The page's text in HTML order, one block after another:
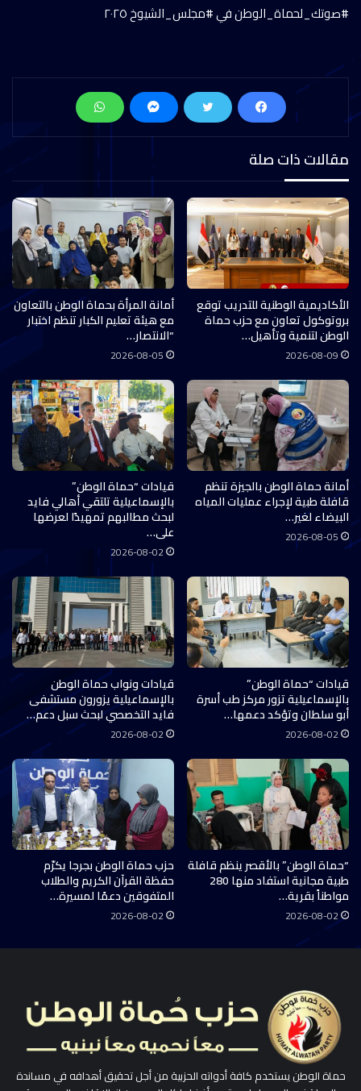
#صوتك_لحماة_الوطن في #مجلس_الشيوخ ٢٠٢٥
مقالات ذات صلة
الأكاديمية الوطنية للتدريب توقع
بروتوكول تعاون مع حزب حماة
الوطن لتنمية وتأهيل…
2026-08-09
أمانة المرأة بحماة الوطن بالتعاون
مع هيئة تعليم الكبار تنظم اختبار
“الانتصار…
2026-08-05
أمانة حماة الوطن بالجيزة تنظم
قافلة طبية لإجراء عمليات المياه
البيضاء لغير…
2026-08-05
قيادات “حماة الوطن”
بالإسماعيلية تلتقي أهالي فايد
لبحث مطالبهم تمهيدًا لعرضها
على…
2026-08-02
قيادات “حماة الوطن”
بالإسماعيلية تزور مركز طب أسرة
أبو سلطان وتؤكد دعمها…
2026-08-02
قيادات ونواب حماة الوطن
بالإسماعيلية يزورون مستشفى
فايد التخصصي لبحث سبل دعم…
2026-08-02
“حماة الوطن” بالأقصر ينظم قافلة
طبية مجانية استفاد منها 280
مواطناً بقرية…
2026-08-02
حزب حماة الوطن بجرجا يكرّم
حفظة القرآن الكريم والطلاب
المتفوقين دعمًا لمسيرة…
2026-08-02
حماة الوطن يستخدم كافة أدواته الحزبية من أجل تحقيق أهدافه في مساندة